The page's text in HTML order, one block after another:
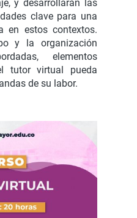
y desarrollarán las
clave para una
en estos contextos.
y la organización
elementos
tutor virtual pueda
de su labor.